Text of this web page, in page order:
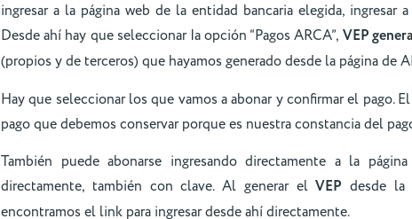
ingresar a la página web de la entidad bancaria elegida,
Desde ahí hay que seleccionar Ia opción “Pagos ARCA”, VEP
(propios y de terceros) que hayamos generado desde la página de
Hay que seleccionar los que vamos a abonar y confirmar el pago.
pago que debemos conservar porque es nuestra constancia del
También puede abonarse ingresando directamente a la
directamente, también con clave. Al generar elVEP desde la
encontramos el link para ingresar desde ahí directamente.